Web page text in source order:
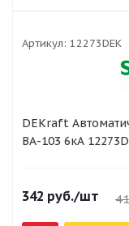
Артикул: 12273DEK
DEKraft
ВА-103 6кА
342 руб./шт